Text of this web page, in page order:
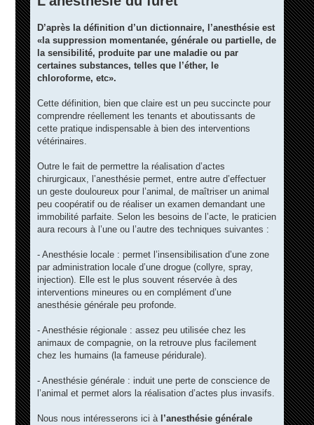
s
g
e
D’après la définition d’un dictionnaire, l’anesthésie est
«la suppression momentanée, générale ou partielle, de
la sensibilité, produite par une maladie ou par
certaines substances, telles que l’éther, le
chloroforme, etc».
Cette définition, bien que claire est un peu succincte pour
comprendre réellement les tenants et aboutissants de
cette pratique indispensable à bien des interventions
vétérinaires.
Outre le fait de permettre la réalisation d’actes
chirurgicaux, l’anesthésie permet, entre autre d’effectuer
un geste douloureux pour l’animal, de maîtriser un animal
peu coopératif ou de réaliser un examen demandant une
immobilité parfaite. Selon les besoins de l’acte, le praticien
aura recours à l’une ou l’autre des techniques suivantes :
- Anesthésie locale : permet l’insensibilisation d’une zone
par administration locale d’une drogue (collyre, spray,
injection). Elle est le plus souvent réservée à des
interventions mineures ou en complément d’une
anesthésie générale peu profonde.
- Anesthésie régionale : assez peu utilisée chez les
animaux de compagnie, on la retrouve plus facilement
chez les humains (la fameuse péridurale).
- Anesthésie générale : induit une perte de conscience de
l’animal et permet alors la réalisation d’actes plus invasifs.
Nous nous intéresserons ici à l’anesthésie générale